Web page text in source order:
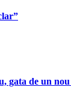
gata de un